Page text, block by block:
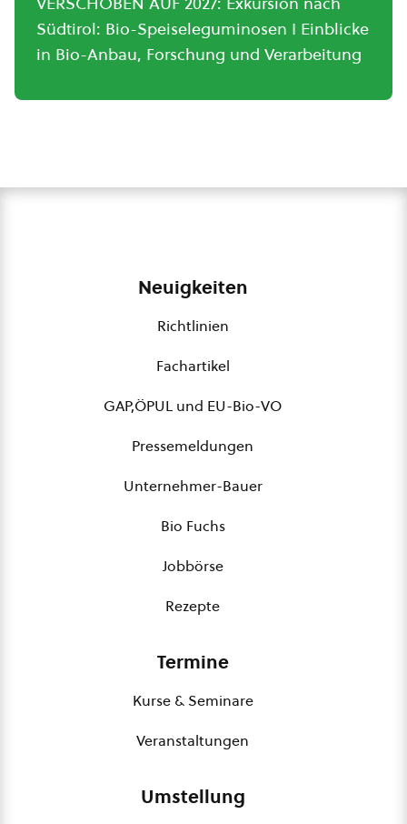
Südtirol: Bio-Speiseleguminosen I Einblicke
in Bio-Anbau, Forschung und Verarbeitung
Neuigkeiten
Richtlinien
Fachartikel
GAP,ÖPUL und EU-Bio-VO
Pressemeldungen
Unternehmer-Bauer
Bio Fuchs
Jobbörse
Rezepte
Termine
Kurse & Seminare
Veranstaltungen
Umstellung